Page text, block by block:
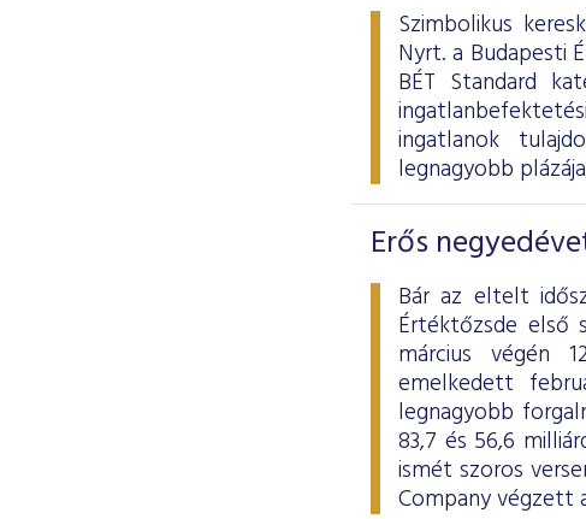
Szimbolikus
Nyrt. a Budapesti
BÉT Standard
ingatlanok
legnagyobb
Erős
Bár az eltelt
Értéktőzsde első
március végén
emelkedett
legnagyobb
83,7 és 56,6
ismét szoros
Company végzett